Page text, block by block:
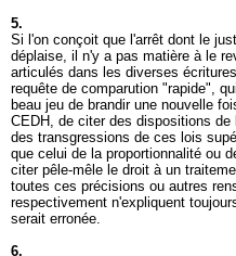
5.
Si l'on conçoit que l'arrêt dont le
déplaise, il n'y a pas matière à le
articulés dans les diverses
requête de comparution "rapide",
beau jeu de brandir une nouvelle
CEDH, de citer des dispositions de
des transgressions de ces lois
que celui de la proportionnalité ou
citer pêle-mêle le droit à un
toutes ces précisions ou autres
respectivement n'expliquent
serait erronée.
6.